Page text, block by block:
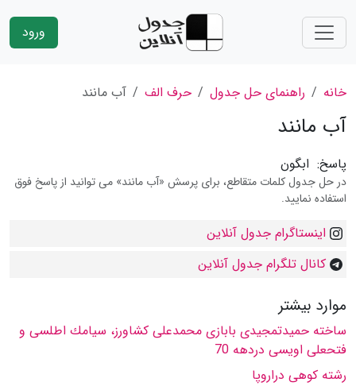
ورود
خانه راهنمای حل جدول حرف الف آب مانند
آب مانند
پاسخ: ابگون
در حل جدول کلمات متقاطع، برای پرسش «آب مانند» می توانید از پاسخ فوق
استفاده نمایید.
اینستاگرام جدول آنلاین
کانال تلگرام جدول آنلاین
موارد بیشتر
ساخته حمیدتمجیدی بابازی محمدعلی كشاورز، سیامك اطلسی و
فتحعلی اویسی دردهه 70
رشته كوهی دراروپا